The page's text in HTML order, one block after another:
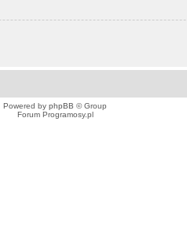
Powered by phpBB © Group
Forum Programosy.pl